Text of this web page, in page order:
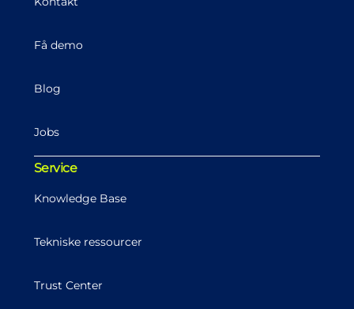
Få demo
Blog
Jobs
Service
Knowledge Base
Tekniske ressourcer
Trust Center